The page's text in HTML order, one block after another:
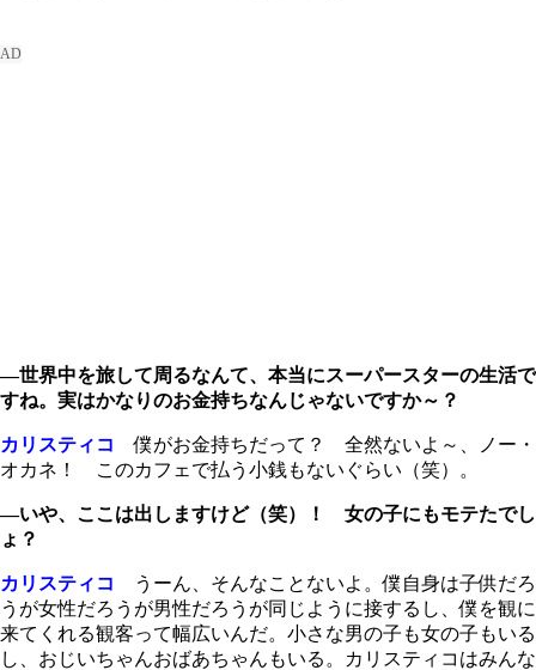
―世界中を旅して周るなんて、本当にスーパースターの生活で
すね。実はかなりのお金持ちなんじゃないですか～？
カリスティコ
僕がお金持ちだって？ 全然ないよ～、ノー・
オカネ！ このカフェで払う小銭もないぐらい（笑）。
―いや、ここは出しますけど（笑）！ 女の子にもモテたでし
ょ？
カリスティコ
うーん、そんなことないよ。僕自身は子供だろ
うが女性だろうが男性だろうが同じように接するし、僕を観に
来てくれる観客って幅広いんだ。小さな男の子も女の子もいる
し、おじいちゃんおばあちゃんもいる。カリスティコはみんな